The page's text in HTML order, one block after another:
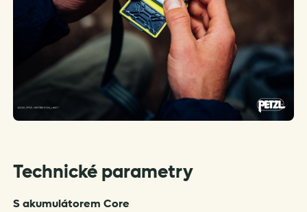
Technické parametry
S akumulátorem Core